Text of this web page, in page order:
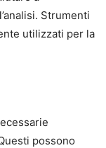
Strumenti
utilizzati per la
possono